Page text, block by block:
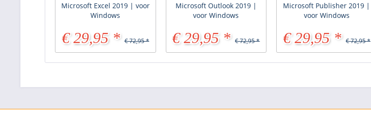
Microsoft Excel 2019 | voor
Windows
€ 29,95 * € 72,95 *
Microsoft Outlook 2019 |
voor Windows
€ 29,95 * € 72,95 *
Microsoft Publisher 2019 |
voor Windows
€ 29,95 * € 72,95 *